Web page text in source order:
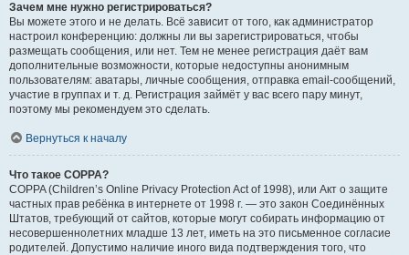
Зачем мне нужно регистрироваться?
Вы можете этого и не делать. Всё зависит от того, как администратор
настроил конференцию: должны ли вы зарегистрироваться, чтобы
размещать сообщения, или нет. Тем не менее регистрация даёт вам
дополнительные возможности, которые недоступны анонимным
пользователям: аватары, личные сообщения, отправка email-сообщений,
участие в группах и т. д. Регистрация займёт у вас всего пару минут,
поэтому мы рекомендуем это сделать.
Вернуться к началу
Что такое COPPA?
COPPA (Children’s Online Privacy Protection Act of 1998), или Акт о защите
частных прав ребёнка в интернете от 1998 г. — это закон Соединённых
Штатов, требующий от сайтов, которые могут собирать информацию от
несовершеннолетних младше 13 лет, иметь на это письменное согласие
родителей. Допустимо наличие иного вида подтверждения того, что